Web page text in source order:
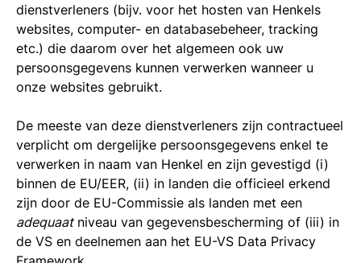
dienstverleners (bijv. voor het hosten van Henkels
websites, computer- en databasebeheer, tracking
etc.) die daarom over het algemeen ook uw
persoonsgegevens kunnen verwerken wanneer u
onze websites gebruikt.
De meeste van deze dienstverleners zijn contractueel
verplicht om dergelijke persoonsgegevens enkel te
verwerken in naam van Henkel en zijn gevestigd (i)
binnen de EU/EER, (ii) in landen die officieel erkend
zijn door de EU-Commissie als landen met een
adequaatniveau van gegevensbescherming of (iii) in
de VS en deelnemen aan het EU-VS Data Privacy